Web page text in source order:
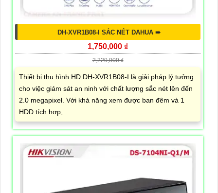
DH-XVR1B08-I SẮC NÉT DAHUA ➠
1,750,000 ₫
2,220,000 ₫
Thiết bị thu hình HD DH-XVR1B08-I là giải pháp lý tưởng
cho việc giám sát an ninh với chất lượng sắc nét lên đến
2.0 megapixel. Với khả năng xem được ban đêm và 1
HDD tích hợp,...